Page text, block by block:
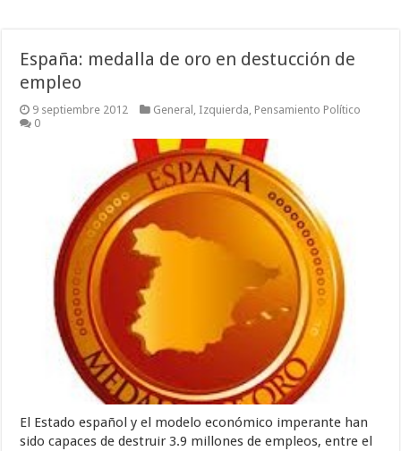
España: medalla de oro en destucción de
empleo
9 septiembre 2012 General , Izquierda, Pensamiento Político
0
El Estado español y el modelo económico imperante han
sido capaces de destruir 3.9 millones de empleos, entre el